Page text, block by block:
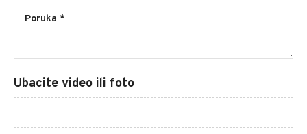
Ubacite video ili foto